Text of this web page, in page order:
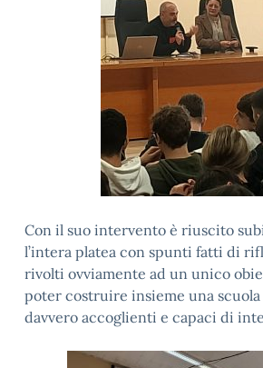
Con il suo intervento è riuscito
l’intera platea con spunti fatti di
rivolti ovviamente ad un unico
poter costruire insieme una scuola
davvero accoglienti e capaci di